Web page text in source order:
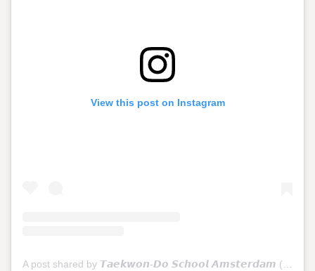
View this post on Instagram
A post shared by 𝙏𝙖𝙚𝙠𝙬𝙤𝙣-𝘿𝙤 𝙎𝙘𝙝𝙤𝙤𝙡 𝘼𝙢𝙨𝙩𝙚𝙧𝙙𝙖𝙢 (@tkdschoolamsterdam)